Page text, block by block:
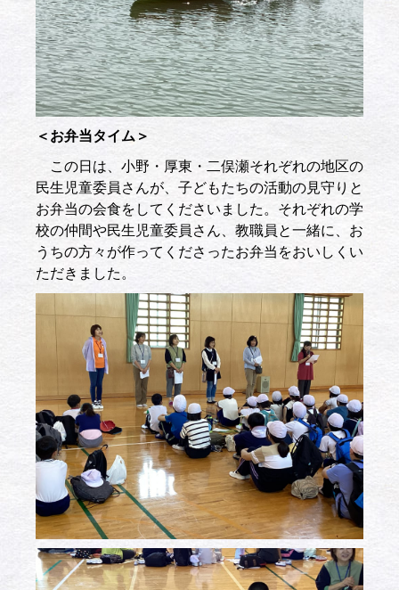
＜お弁当タイム＞
この日は、小野・厚東・二俣瀬それぞれの地区の
民生児童委員さんが、子どもたちの活動の見守りと
お弁当の会食をしてくださいました。それぞれの学
校の仲間や民生児童委員さん、教職員と一緒に、お
うちの方々が作ってくださったお弁当をおいしくい
ただきました。